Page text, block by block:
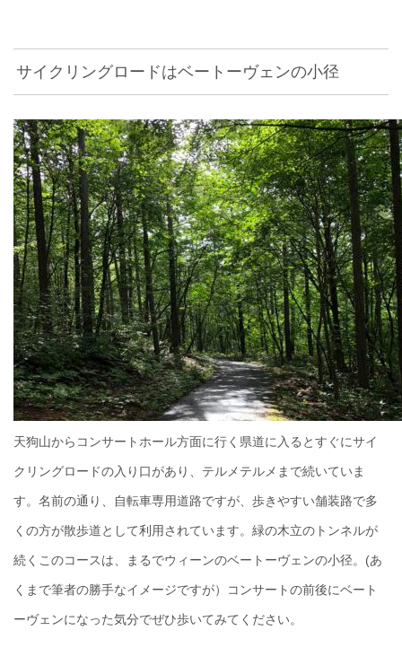
サイクリングロードはベートーヴェンの小径
天狗山からコンサートホール方面に行く県道に入るとすぐにサイ
クリングロードの入り口があり、テルメテルメまで続いていま
す。名前の通り、自転車専用道路ですが、歩きやすい舗装路で多
くの方が散歩道として利用されています。緑の木立のトンネルが
続くこのコースは、まるでウィーンのベートーヴェンの小径。(あ
くまで筆者の勝手なイメージですが）コンサートの前後にベート
ーヴェンになった気分でぜひ歩いてみてください。